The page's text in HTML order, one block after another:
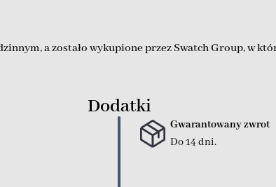
a zostało wykupione przez Swatch Group, w
Dodatki
Gwarantowany zwrot
Do 14 dni.